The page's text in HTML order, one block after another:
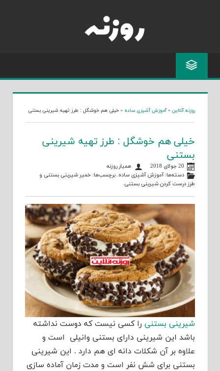
روزنه آنلاین »آموزش آشپزی ساده » خیلی هم خوشگل : طرز تهیه شیرینی بستنی
خیلی هم خوشگل : طرز تهیه شیرینی
بستنی
20 جولای 2018
همیار روزنه
دسته‌ها:آموزش آشپزی ساده. برچسب‌ها:خمیر شیرینی بستنی و
طرز درست کردن شیرینی بستنی.
شیرینی بستنی را کسی نیست که دوست نداشته
باشد این شیرینی دارای بستنی وانیلی است و
علاوه بر آن شکلات دانه ای هم دارد . این شیرینی
بستنی برای شش نفر است و مدت زمان آماده سازی